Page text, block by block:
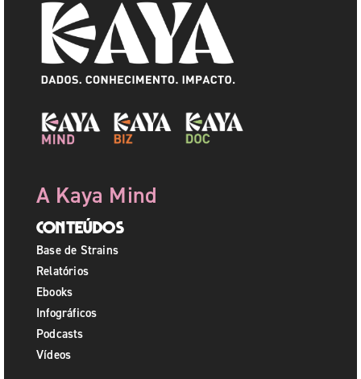
A Kaya Mind
Conteúdos
Base de Strains
Relatórios
Ebooks
Infográficos
Podcasts
Vídeos